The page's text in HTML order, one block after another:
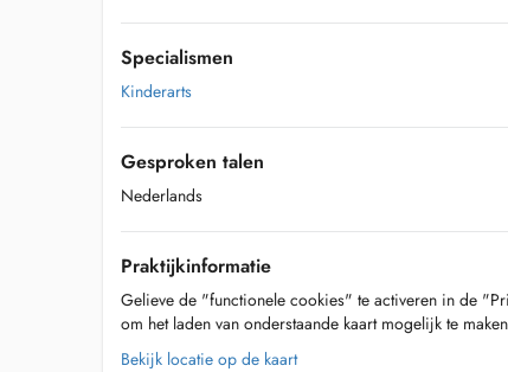
Specialismen
Kinderarts
Gesproken talen
Nederlands
Praktijkinformatie
Gelieve de "functionele cookies" te activeren in de
om het laden van onderstaande kaart mogelijk te
Bekijk locatie op de kaart